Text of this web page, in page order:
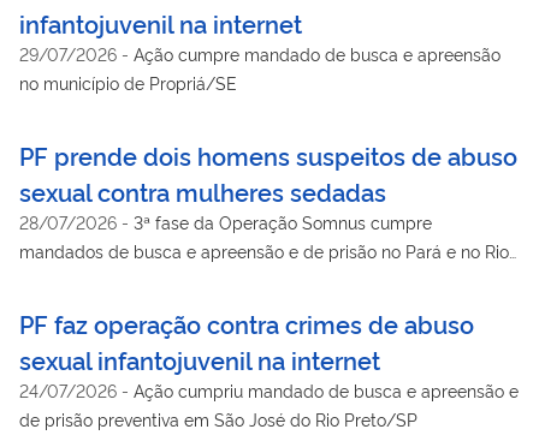
infantojuvenil na internet
29/07/2026 - Ação cumpre mandado de busca e apreensão
no município de Propriá/SE
PF prende dois homens suspeitos de abuso
sexual contra mulheres sedadas
28/07/2026 - 3ª fase da Operação Somnus cumpre
mandados de busca e apreensão e de prisão no Pará e no Rio
PF faz operação contra crimes de abuso
sexual infantojuvenil na internet
24/07/2026 - Ação cumpriu mandado de busca e apreensão e
de prisão preventiva em São José do Rio Preto/SP